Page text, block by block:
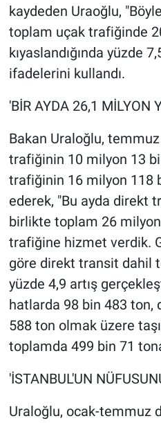
kaydeden Uraoğlu,
toplam uçak trafiğinde
kıyaslandığında yüzde
ifadelerini kullandı.
'BİR AYDA 26,1 MİLYON
Bakan Uraloğlu,
trafiğinin 10 milyon 13
trafiğinin 16 milyon 118
ederek, "Bu ayda direkt
birlikte toplam 26
trafiğine hizmet verdik.
göre direkt transit dahil
yüzde 4,9 artış
hatlarda 98 bin 483 ton,
588 ton olmak üzere
toplamda 499 bin 71
'İSTANBUL'UN
Uraloğlu, ocak-temmuz